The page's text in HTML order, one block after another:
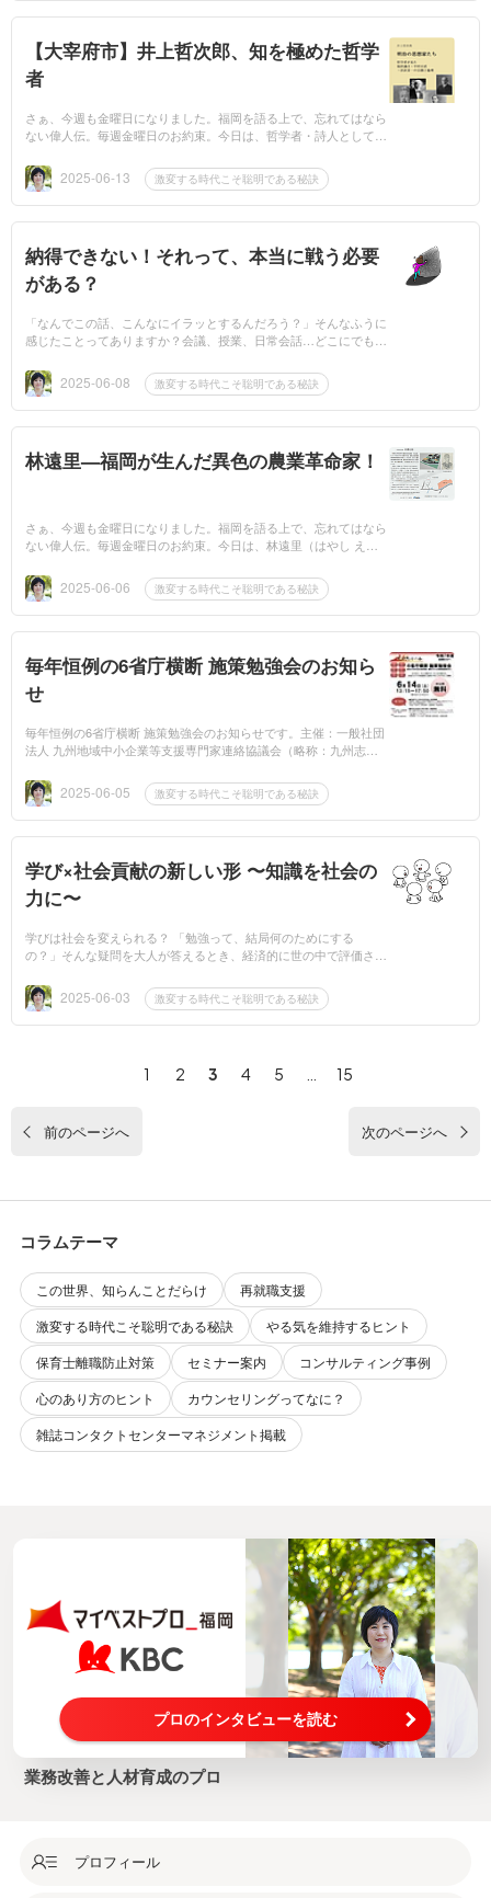
【大宰府市】井上哲次郎、知を極めた哲学
者
さぁ、今週も金曜日になりました。福岡を語る上で、忘れてはなら
ない偉人伝。毎週金曜日のお約束。今日は、哲学者・詩人として知
暮らしの中で...
2025-06-13 激変する時代こそ聡明である秘訣
納得できない！それって、本当に戦う必要
がある？
「なんでこの話、こんなにイラッとするんだろう？」そんなふうに
感じたことってありますか？会議、授業、日常会話…どこにでも
静に対話しよう...
2025-06-08 激変する時代こそ聡明である秘訣
林遠里—福岡が生んだ異色の農業革命家！
さぁ、今週も金曜日になりました。福岡を語る上で、忘れてはなら
ない偉人伝。毎週金曜日のお約束。今日は、林遠里（はやし えん
の老農という農...
2025-06-06 激変する時代こそ聡明である秘訣
毎年恒例の6省庁横断 施策勉強会のお知ら
せ
毎年恒例の6省庁横断 施策勉強会のお知らせです。主催：一般社団
法人 九州地域中小企業等支援専門家連絡協議会（略称：九州志士
日 時：6月...
2025-06-05 激変する時代こそ聡明である秘訣
学び×社会貢献の新しい形 〜知識を社会の
力に〜
学びは社会を変えられる？ 「勉強って、結局何のためにする
の？」そんな疑問を大人が答えるとき、経済的に世の中で評価され
良い会社に勤...
2025-06-03 激変する時代こそ聡明である秘訣
前のページへ
1 2 3 4 5 15
次のページへ
コラムテーマ
この世界、知らんことだらけ
再就職支援
激変する時代こそ聡明である秘訣
やる気を維持するヒント
保育士離職防止対策
セミナー案内
コンサルティング事例
心のあり方のヒント
カウンセリングってなに？
雑誌コンタクトセンターマネジメント掲載
プロのインタビューを読む
業務改善と人材育成のプロ
プロフィール